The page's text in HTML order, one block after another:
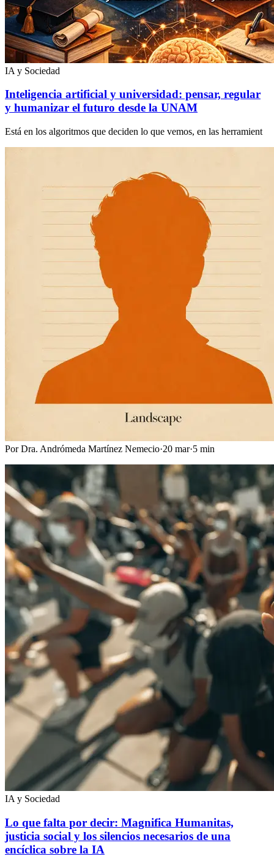
IA y Sociedad
Inteligencia artificial y universidad: pensar, regular
y humanizar el futuro desde la UNAM
Está en los algoritmos que deciden lo que vemos, en las herramient
PorDra. Andrómeda Martínez Nemecio·20 mar·5 min
IA y Sociedad
Lo que falta por decir: Magnifica Humanitas,
justicia social y los silencios necesarios de una
encíclica sobre la IA